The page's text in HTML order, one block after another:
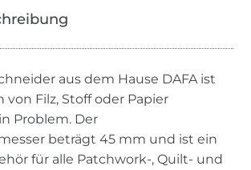
aus dem Hause DAFA ist
von Filz, Stoff oder Papier
Problem. Der
beträgt 45 mm und ist ein
für alle Patchwork-, Quilt- und